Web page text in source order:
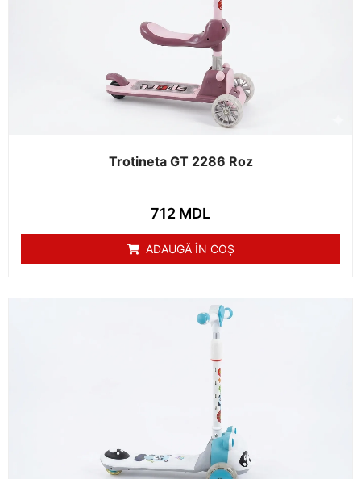
Trotineta GT 2286 Roz
712 MDL
ADAUGĂ ÎN COȘ